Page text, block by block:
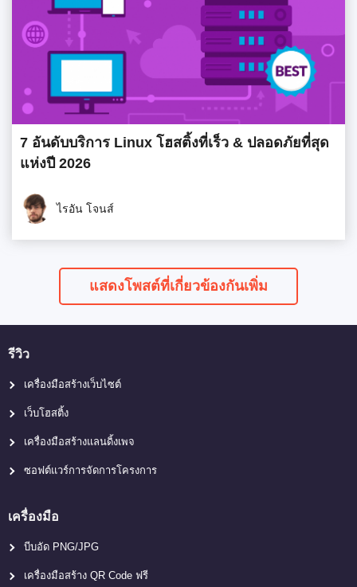
7 อันดับบริการ Linux โฮสติ้งที่เร็ว & ปลอดภัยที่สุด
แห่งปี 2026
ไรอัน โจนส์
แสดงโพสต์ที่เกี่ยวข้องกันเพิ่ม
รีวิว
เครื่องมือสร้างเว็บไซต์
เว็บโฮสติ้ง
เครื่องมือสร้างแลนดิ้งเพจ
ซอฟต์แวร์การจัดการโครงการ
เครื่องมือ
บีบอัด PNG/JPG
เครื่องมือสร้าง QR Code ฟรี